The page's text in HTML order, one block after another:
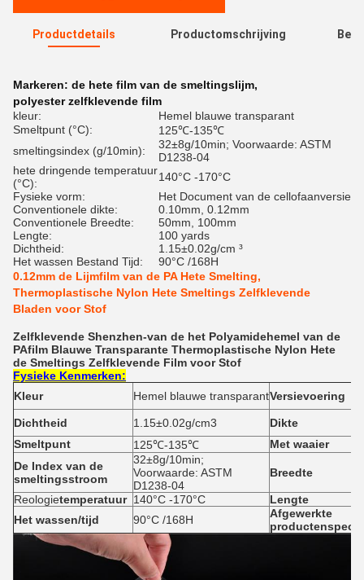
Productdetails Productomschrijving
Markeren: de hete film van de smeltingslijm,
polyester zelfklevende film
kleur:
Hemel blauwe transparant
Smeltpunt (°C):
125℃-135℃
smeltingsindex (g/10min):
32±8g/10min; Voorwaarde: ASTM
D1238-04
hete dringende temperatuur
(°C):
140°C -170°C
Fysieke vorm:
Het Document van de cellofaanversie
Conventionele dikte:
0.10mm, 0.12mm
Conventionele Breedte:
50mm, 100mm
Lengte:
100 yards
Dichtheid:
1.15±0.02g/cm ³
Het wassen Bestand Tijd:
90°C /168H
0.12mm de Lijmfilm van de PA Hete Smelting,
Thermoplastische Nylon Hete Smeltings Zelfklevende
Bladen voor Stof
Zelfklevende Shenzhen-van de het Polyamidehemel van de
PAfilm Blauwe Transparante Thermoplastische Nylon Hete
de Smeltings Zelfklevende Film voor Stof
Fysieke Kenmerken:
Kleur
Hemel blauwe transparantVersievoering
Dichtheid 1.15±0.02g/cm3
Dikte
Smeltpunt
125℃-135℃
Met waaier
De Index van de
smeltingsstroom
32±8g/10min;
Voorwaarde: ASTM
D1238-04
Breedte
Reologietemperatuur 140°C -170°C
Lengte
Het wassen/tijd
90°C /168H
Afgewerkte